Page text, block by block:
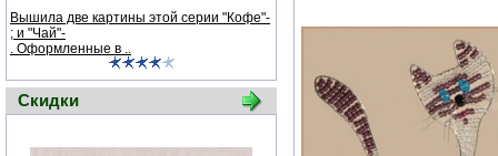
Вышила две картины этой серии "Кофе"-
; и "Чай"-
. Оформленные в ..
Скидки